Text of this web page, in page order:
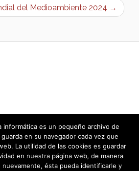
del Medioambiente 2024 →
informática es un pequeño archivo de
en su navegador cada vez que
La utilidad de las cookies es guardar
en nuestra página web, de manera
ésta pueda identificarle y